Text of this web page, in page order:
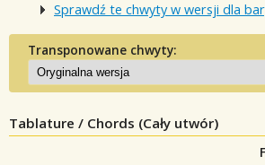
Sprawdź te chwyty w wersji dla
Transponowane chwyty:
Tablature / Chords (Cały utwór)